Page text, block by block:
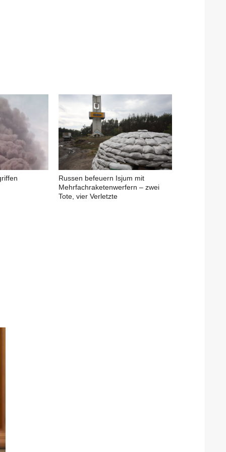
Russen befeuern Isjum mit
Mehrfachraketenwerfern – zwei
Tote, vier Verletzte